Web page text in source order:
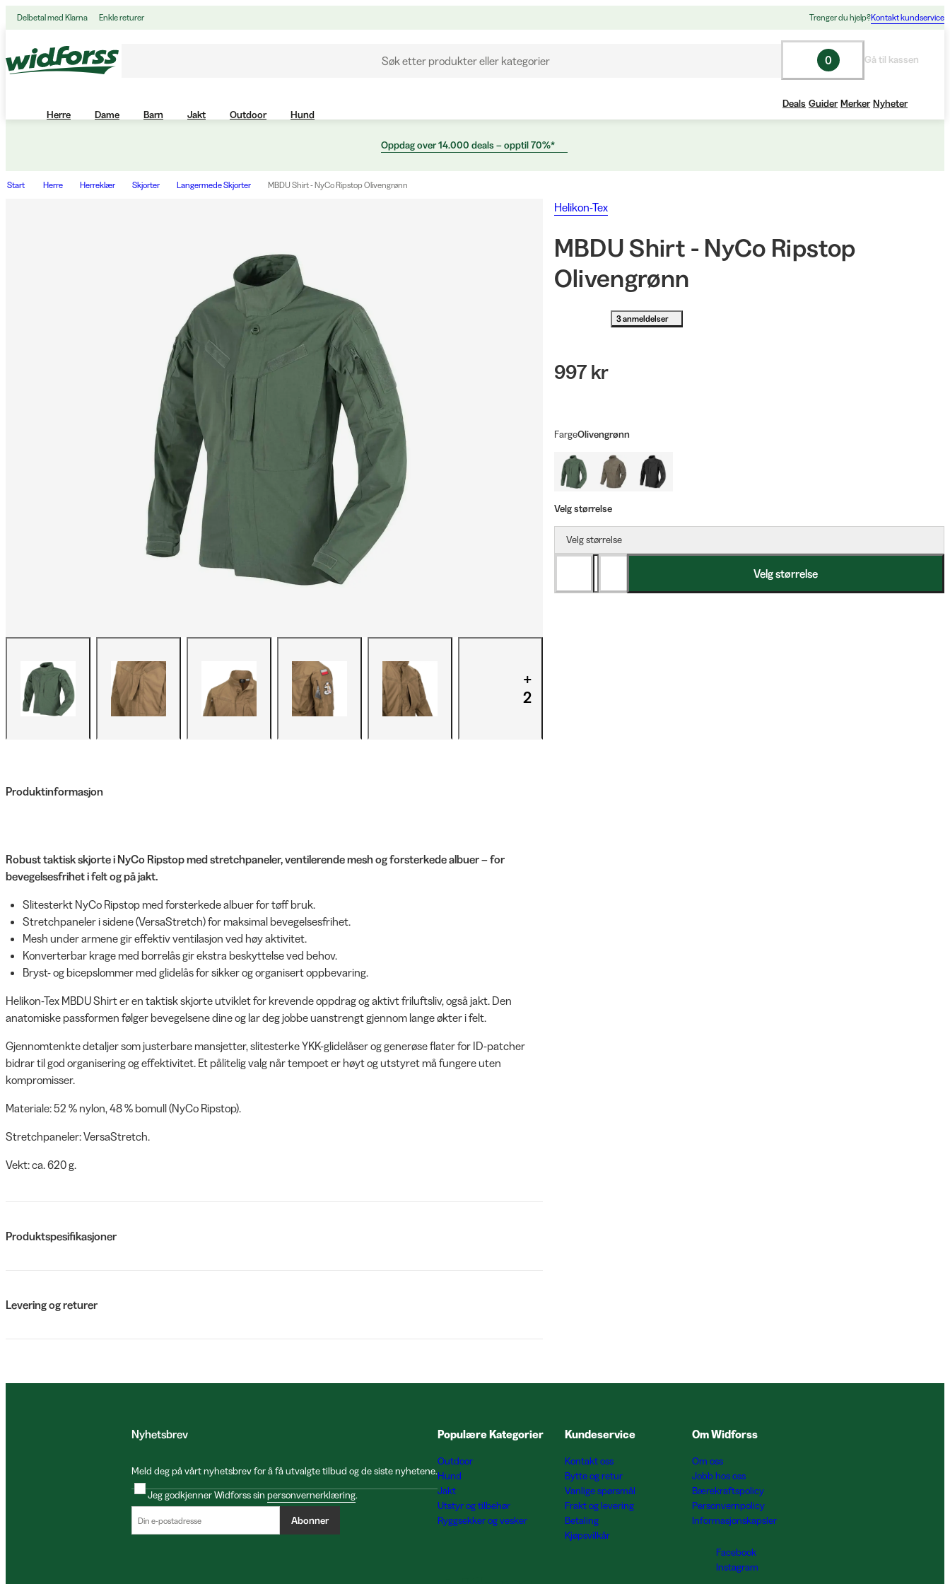
Delbetal med Klarna Enkle returer Trenger du hjelp?Kontakt kundservice
Søk etter produkter eller kategorier 0 Gå til kassen
Herre Dame Barn Jakt Outdoor Hund
Deals Guider Merker Nyheter
Oppdag over 14.000 deals – opptil 70%*
Start Herre Herreklær Skjorter Langermede Skjorter MBDU Shirt - NyCo Ripstop Olivengrønn
+
2
Produktinformasjon
Robust taktisk skjorte i NyCo Ripstop med stretchpaneler, ventilerende mesh og forsterkede albuer – for
bevegelsesfrihet i felt og på jakt.
Slitesterkt NyCo Ripstop med forsterkede albuer for tøff bruk.
Stretchpaneler i sidene (VersaStretch) for maksimal bevegelsesfrihet.
Mesh under armene gir effektiv ventilasjon ved høy aktivitet.
Konverterbar krage med borrelås gir ekstra beskyttelse ved behov.
Bryst- og bicepslommer med glidelås for sikker og organisert oppbevaring.
Helikon-Tex MBDU Shirt er en taktisk skjorte utviklet for krevende oppdrag og aktivt friluftsliv, også jakt. Den
anatomiske passformen følger bevegelsene dine og lar deg jobbe uanstrengt gjennom lange økter i felt.
Gjennomtenkte detaljer som justerbare mansjetter, slitesterke YKK-glidelåser og generøse flater for ID-patcher
bidrar til god organisering og effektivitet. Et pålitelig valg når tempoet er høyt og utstyret må fungere uten
kompromisser.
Materiale: 52 % nylon, 48 % bomull (NyCo Ripstop).
Stretchpaneler: VersaStretch.
Vekt: ca. 620 g.
Produktspesifikasjoner
Levering og returer
Helikon-Tex
MBDU Shirt - NyCo Ripstop
Olivengrønn
3 anmeldelser
997 kr
FargeOlivengrønn
Velg størrelse
Velg størrelse
Velg størrelse
Nyhetsbrev
Meld deg på vårt nyhetsbrev for å få utvalgte tilbud og de siste nyhetene.
Jeg godkjenner Widforss sin personvernerklæring.
Abonner
Populære Kategorier
Outdoor
Hund
Jakt
Utstyr og tilbehør
Ryggsekker og vesker
Kundeservice
Kontakt oss
Bytte og retur
Vanlige spørsmål
Frakt og levering
Betaling
Kjøpsvilkår
Om Widforss
Om oss
Jobb hos oss
Bærekraftspolicy
Personvernpolicy
Informasjonskapsler
Facebook
Instagram